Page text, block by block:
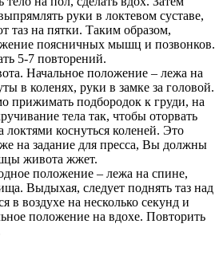
руки в локтевом суставе,
таз на пятки. Таким образом,
поясничных мышц и позвонков.
5-7 повторений.
Начальное положение – лежа на
в коленях, руки в замке за головой.
прижимать подбородок к груди, на
тела так, чтобы оторвать
локтями коснуться коленей. Это
на задание для пресса, Вы должны
живота жжет.
положение – лежа на спине,
Выдыхая, следует поднять таз над
в воздухе на несколько секунд и
положение на вдохе. Повторить